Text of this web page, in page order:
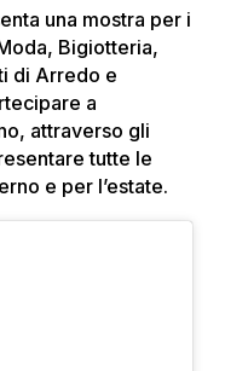
una mostra per i
Bigiotteria,
di Arredo e
a
attraverso gli
tutte le
e per l’estate.